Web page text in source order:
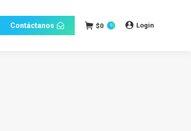
Contáctanos $0 0 Login